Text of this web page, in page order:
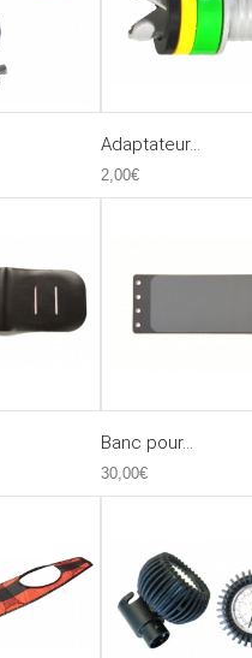
Adaptateur...
2,00€
Banc pour...
30,00€